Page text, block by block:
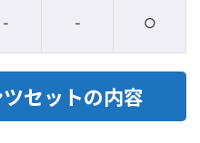
- - ○
セットの内容